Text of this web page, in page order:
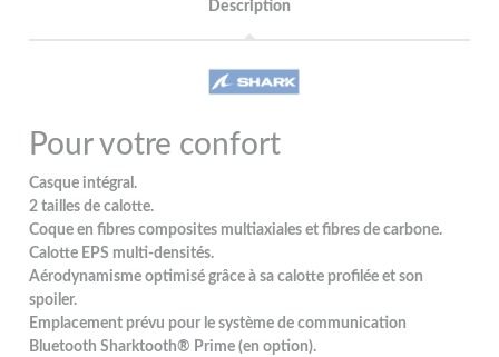
Description
Pour votre confort
Casque intégral.
2 tailles de calotte.
Coque en fibres composites multiaxiales et fibres de carbone.
Calotte EPS multi-densités.
Aérodynamisme optimisé grâce à sa calotte profilée et son
spoiler.
Emplacement prévu pour le système de communication
Bluetooth Sharktooth® Prime (en option).